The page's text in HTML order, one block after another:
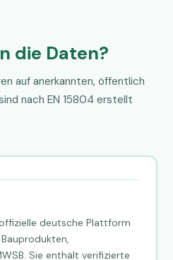
die Daten?
auf anerkannten, öffentlich
nach EN 15804 erstellt
offizielle deutsche Plattform
Sie enthält verifizierte